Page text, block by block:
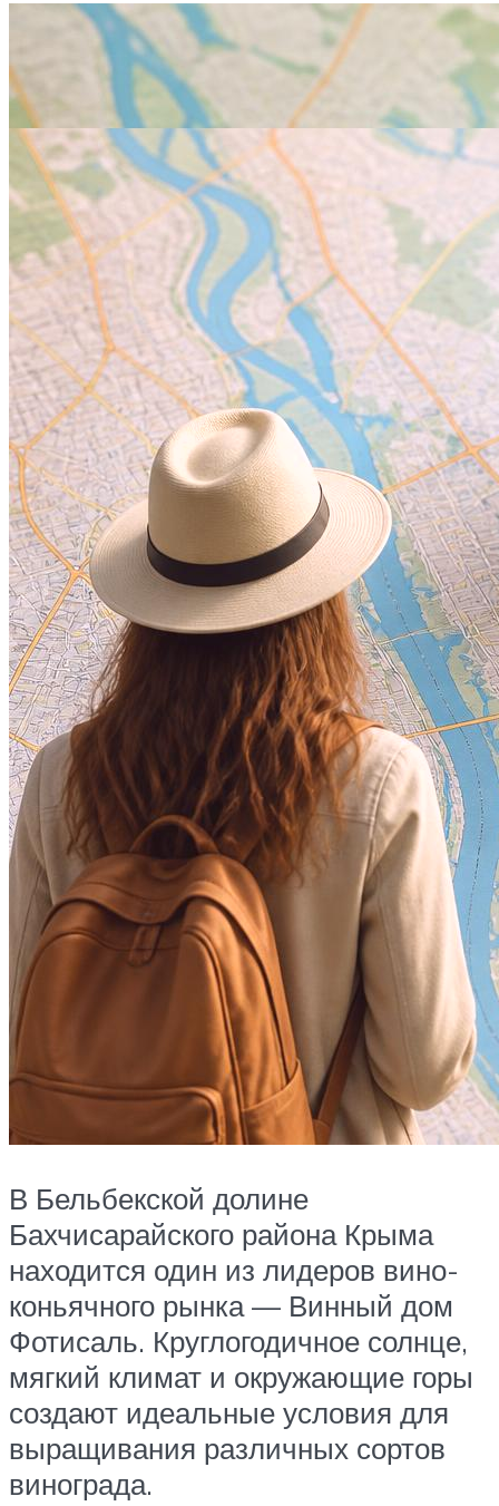
В Бельбекской долине
Бахчисарайского района Крыма
находится один из лидеров вино-
коньячного рынка — Винный дом
Фотисаль. Круглогодичное солнце,
мягкий климат и окружающие горы
создают идеальные условия для
выращивания различных сортов
винограда.